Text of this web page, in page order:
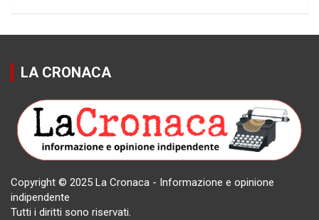
LA CRONACA
Copyright © 2025 La Cronaca - Informazione e opinione
indipendente
Tutti i diritti sono riservati.